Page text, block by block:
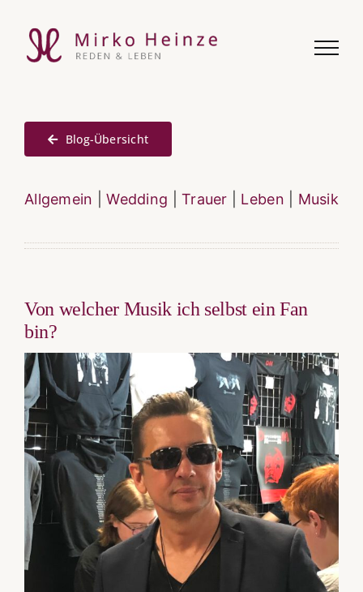
Inhalt
springen
Blog-Übersicht
Allgemein |Wedding |Trauer Leben Musik
Von welcher Musik ich selbst ein Fan
bin?